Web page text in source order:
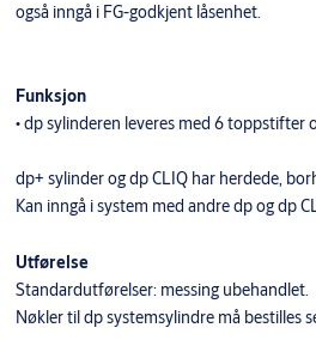
også inngå i FG-godkjent låsenhet.
Funksjon
• dp sylinderen leveres med 6 toppstifter
dp+ sylinder og dp CLIQ har herdede,
Kan inngå i system med andre dp og dp
Utførelse
Standardutførelser: messing ubehandlet.
Nøkler til dp systemsylindre må bestilles